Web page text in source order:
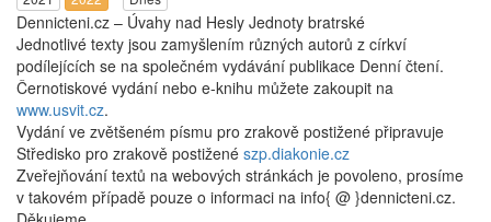
Dennicteni.cz – Úvahy nad Hesly Jednoty bratrské
Jednotlivé texty jsou zamyšlením různých autorů z církví
podílejících se na společném vydávání publikace Denní čtení.
Černotiskové vydání nebo e-knihu můžete zakoupit na
www.usvit.cz.
Vydání ve zvětšeném písmu pro zrakově postižené připravuje
Středisko pro zrakově postižené szp.diakonie.cz
Zveřejňování textů na webových stránkách je povoleno, prosíme
v takovém případě pouze o informaci na info{ @ }dennicteni.cz.